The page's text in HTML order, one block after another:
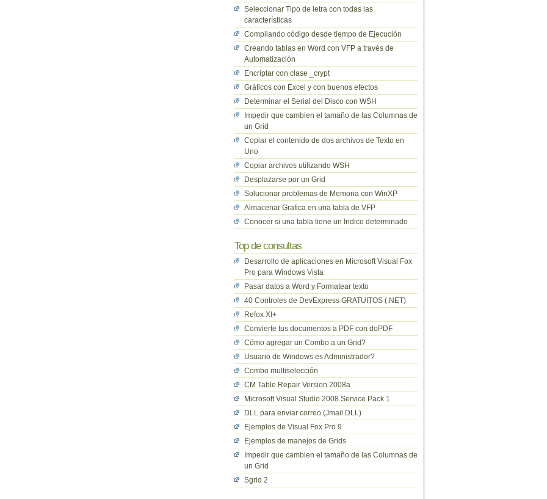
Seleccionar Tipo de letra con todas las
características
Compilando código desde tiempo de Ejecución
Creando tablas en Word con VFP a través de
Automatización
Encriptar con clase _crypt
Gráficos con Excel y con buenos efectos
Determinar el Serial del Disco con WSH
Impedir que cambien el tamaño de las Columnas de
un Grid
Copiar el contenido de dos archivos de Texto en
Uno
Copiar archivos utilizando WSH
Desplazarse por un Grid
Solucionar problemas de Memoria con WinXP
Almacenar Grafica en una tabla de VFP
Conocer si una tabla tiene un Indice determinado
Top de consultas
Desarrollo de aplicaciones en Microsoft Visual Fox
Pro para Windows Vista
Pasar datos a Word y Formatear texto
40 Controles de DevExpress GRATUITOS (.NET)
Refox XI+
Convierte tus documentos a PDF con doPDF
Cómo agregar un Combo a un Grid?
Usuario de Windows es Administrador?
Combo multiselección
CM Table Repair Version 2008a
Microsoft Visual Studio 2008 Service Pack 1
DLL para enviar correo (Jmail.DLL)
Ejemplos de Visual Fox Pro 9
Ejemplos de manejos de Grids
Impedir que cambien el tamaño de las Columnas de
un Grid
Sgrid 2